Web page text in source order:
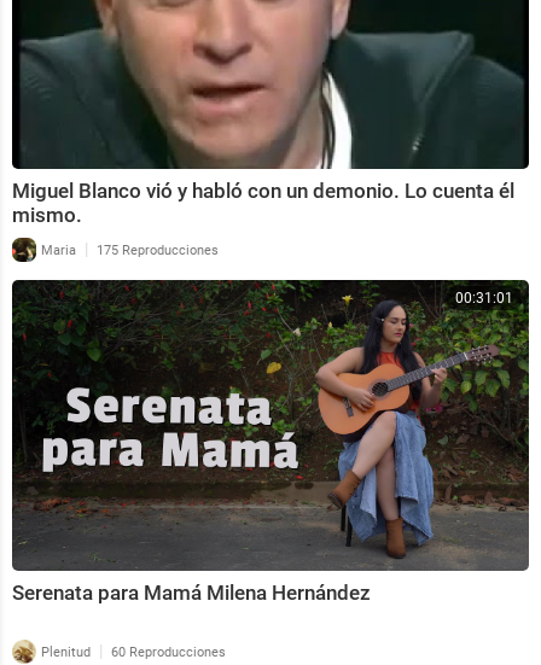
Miguel Blanco vió y habló con un demonio. Lo cuenta él
mismo.
Maria | 175 Reproducciones
00:31:01
Serenata para Mamá Milena Hernández
Plenitud | 60 Reproducciones